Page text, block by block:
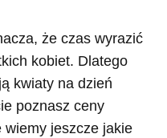
że czas wyrazić
kobiet. Dlatego
kwiaty na dzień
poznasz ceny
wiemy jeszcze jakie